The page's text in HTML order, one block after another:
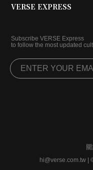
VERSE EXPRESS
Subscribe VERSE Express
to follow the most updated
hi@verse.com.tw